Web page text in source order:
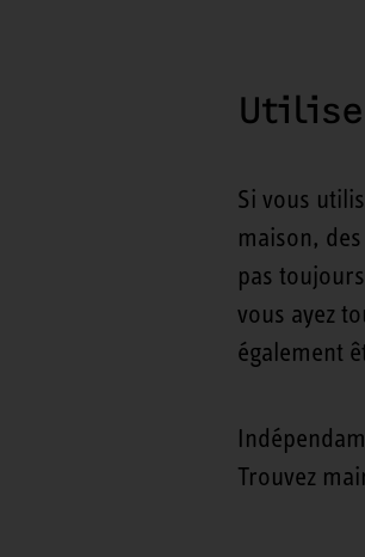
Si vous
maison,
pas
vous ayez
également
Trouvez